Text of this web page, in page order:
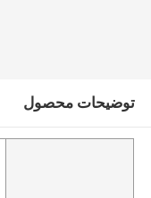
توضیحات محصول